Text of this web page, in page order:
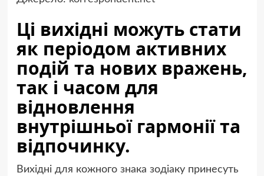
Ці вихідні можуть стати
як періодом активних
подій та нових вражень,
так і часом для
відновлення
внутрішньої гармонії та
відпочинку.
Вихідні для кожного знака зодіаку принесуть